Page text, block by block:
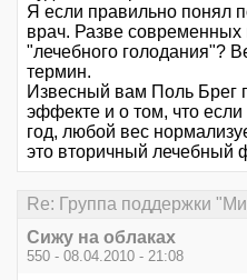
Я если правильно понял
врач. Разве
"лечебного голодания"?
термин.
Извесный вам Поль Брег
эффекте и о том, что если
год, любой вес
это вторичный лечебный
Re: Группа поддержки
Сижу на облаках
550 - 08.04.2010 - 21:08